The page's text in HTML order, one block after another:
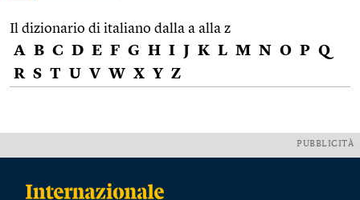
Il dizionario di italiano dalla a alla z
A B C D E F G H I J K L M N O P Q
R S T U V W X Y Z
PUBBLICITÀ